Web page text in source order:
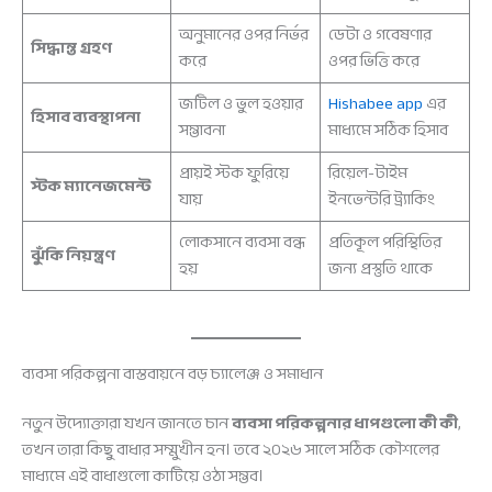
সিদ্ধান্ত গ্রহণ
অনুমানের ওপর নির্ভর
করে
ডেটা ও গবেষণার
ওপর ভিত্তি করে
হিসাব ব্যবস্থাপনা
জটিল ও ভুল হওয়ার
সম্ভাবনা
Hishabee appএর
মাধ্যমে সঠিক হিসাব
স্টক ম্যানেজমেন্ট
প্রায়ই স্টক ফুরিয়ে
যায়
রিয়েল-টাইম
ইনভেন্টরি ট্র্যাকিং
ঝুঁকি নিয়ন্ত্রণ
লোকসানে ব্যবসা বন্ধ
হয়
প্রতিকূল পরিস্থিতির
জন্য প্রস্তুতি থাকে
ব্যবসা পরিকল্পনা বাস্তবায়নে বড় চ্যালেঞ্জ ও সমাধান
নতুন উদ্যোক্তারা যখন জানতে চানব্যবসা পরিকল্পনার ধাপগুলো কী কী,
তখন তারা কিছু বাধার সম্মুখীন হন। তবে ২০২৬ সালে সঠিক কৌশলের
মাধ্যমে এই বাধাগুলো কাটিয়ে ওঠা সম্ভব।